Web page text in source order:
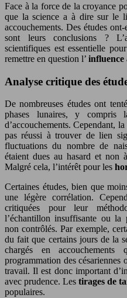
Face à la force de la croyance
que la science a à dire sur le
accouchements. Des études
sont leurs conclusions ?
scientifiques est essentielle
remettre en question l’ influence
Analyse critique des
De nombreuses études ont
phases lunaires, y
d’accouchements. Cependant,
pas réussi à trouver de lien
fluctuations du nombre de
étaient dues au hasard et non
Malgré cela, l’intérêt pour les
Certaines études, bien que
une légère corrélation.
critiquées pour leur
l’échantillon insuffisante ou la
non contrôlés. Par exemple,
du fait que certains jours de la
chargés en
programmation des césariennes
travail. Il est donc important
avec prudence. Lestirages de
populaires.